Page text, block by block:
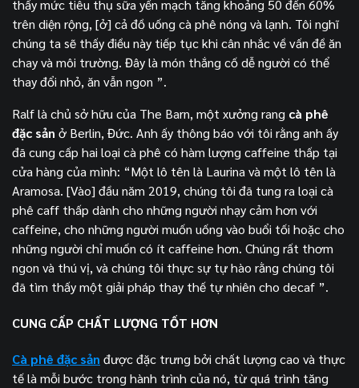
thấy mức tiêu thụ sữa yến mạch tăng khoảng 50 đến 60%
trên diện rộng, [ở] cả đồ uống cà phê nóng và lạnh. Tôi nghĩ
chúng ta sẽ thấy điều này tiếp tục khi cân nhắc về vấn đề ăn
chay và môi trường. Đây là món thắng cố dễ người có thể
thay đổi nhỏ, ăn vẫn ngon ”.
Ralf là chủ sở hữu của The Barn, một xưởng rang cà phê
đặc sản ở Berlin, Đức. Anh ấy thông báo với tôi rằng anh ấy
đã cung cấp hai loại cà phê có hàm lượng caffeine thấp tại
cửa hàng của mình: “Một lô tên là Laurina và một lô tên là
Aramosa. [Vào] đầu năm 2019, chúng tôi đã tung ra loại cà
phê caff thấp dành cho những người nhạy cảm hơn với
caffeine, cho những người muốn uống vào buổi tối hoặc cho
những người chỉ muốn có ít caffeine hơn. Chúng rất thơm
ngon và thú vị, và chúng tôi thực sự tự hào rằng chúng tôi
đã tìm thấy một giải pháp thay thế tự nhiên cho decaf ”.
CUNG CẤP CHẤT LƯỢNG TỐT HƠN
Cà phê đặc sản được đặc trưng bởi chất lượng cao và thực
tế là mỗi bước trong hành trình của nó, từ quá trình tăng